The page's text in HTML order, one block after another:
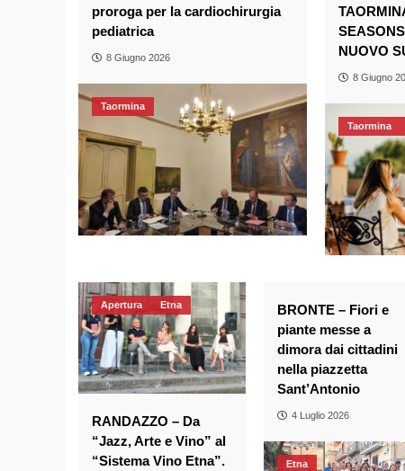
Taormina
proroga per la cardiochirurgia
pediatrica
8 Giugno 2026
Taormina
NUOVO
8 Giugno
Apertura Etna
RANDAZZO – Da
“Jazz, Arte e Vino” al
“Sistema Vino Etna”.
Etna
BRONTE – Fiori e
piante messe a
dimora dai cittadini
nella piazzetta
Sant’Antonio
4 Luglio 2026